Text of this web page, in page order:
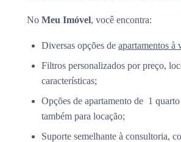
No Meu Imóvel, você encontra:
Diversas opções de apartamentos à
Filtros personalizados por preço,
características;
Opções de apartamento de 1
também para locação;
Suporte semelhante à consultoria,